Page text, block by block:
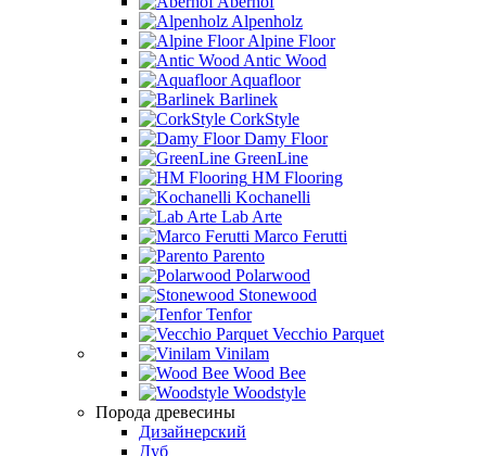
Alpenholz
Alpine Floor
Antic Wood
Aquafloor
Barlinek
CorkStyle
Damy Floor
GreenLine
HM Flooring
Kochanelli
Lab Arte
Marco Ferutti
Parento
Polarwood
Stonewood
Tenfor
Vecchio Parquet
Vinilam
Wood Bee
Woodstyle
Порода древесины
Дизайнерский
Дуб